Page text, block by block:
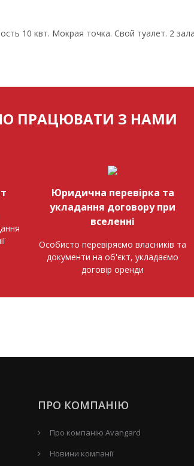
10 квт. Мокрая точка. Свой туалет. 2
ПРАЦЮВАТИ З НАМИ
Юридична перевірка та
укладання договору при
вселенні
Особисто перевіряємо власників та
документи на об'єкт, укладаємо
договір оренди
ПРО КОМПАНІЮ
Про компанію Avangard
Новини компанії